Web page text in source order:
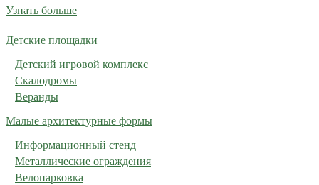
Узнать больше
Детские площадки
Детский игровой комплекс
Скалодромы
Веранды
Малые архитектурные формы
Информационный стенд
Металлические ограждения
Велопарковка